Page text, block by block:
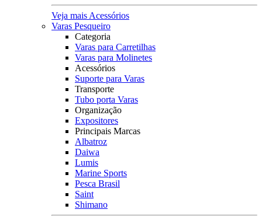
Veja mais Acessórios
Varas Pesqueiro
Categoria
Varas para Carretilhas
Varas para Molinetes
Acessórios
Suporte para Varas
Transporte
Tubo porta Varas
Organização
Expositores
Principais Marcas
Albatroz
Daiwa
Lumis
Marine Sports
Pesca Brasil
Saint
Shimano